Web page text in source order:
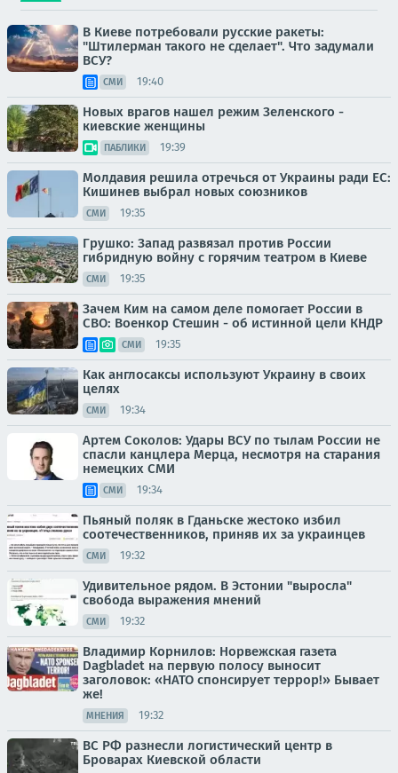
В Киеве потребовали русские ракеты:
"Штилерман такого не сделает". Что задумали
ВСУ?
СМИ 19:40
Новых врагов нашел режим Зеленского -
киевские женщины
ПАБЛИКИ 19:39
Молдавия решила отречься от Украины ради ЕС:
Кишинев выбрал новых союзников
СМИ 19:35
Грушко: Запад развязал против России
гибридную войну с горячим театром в Киеве
СМИ 19:35
Зачем Ким на самом деле помогает России в
СВО: Военкор Стешин - об истинной цели КНДР
СМИ 19:35
Как англосаксы используют Украину в своих
целях
СМИ 19:34
Артем Соколов: Удары ВСУ по тылам России не
спасли канцлера Мерца, несмотря на старания
немецких СМИ
СМИ 19:34
Пьяный поляк в Гданьске жестоко избил
соотечественников, приняв их за украинцев
СМИ 19:32
Удивительное рядом. В Эстонии "выросла"
свобода выражения мнений
СМИ 19:32
Владимир Корнилов: Норвежская газета
Dagbladet на первую полосу выносит
заголовок: «НАТО спонсирует террор!» Бывает
же!
МНЕНИЯ 19:32
ВС РФ разнесли логистический центр в
Броварах Киевской области